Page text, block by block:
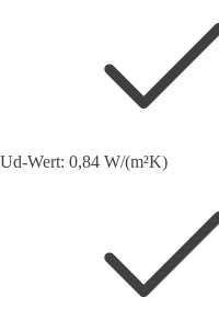
Ud-Wert: 0,84 W/(m²K)